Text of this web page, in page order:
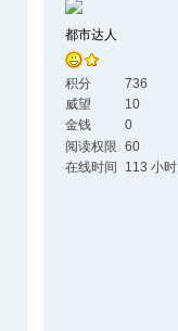
都市达人
积分
736
威望
10
金钱
0
阅读权限 60
在线时间
113 小时